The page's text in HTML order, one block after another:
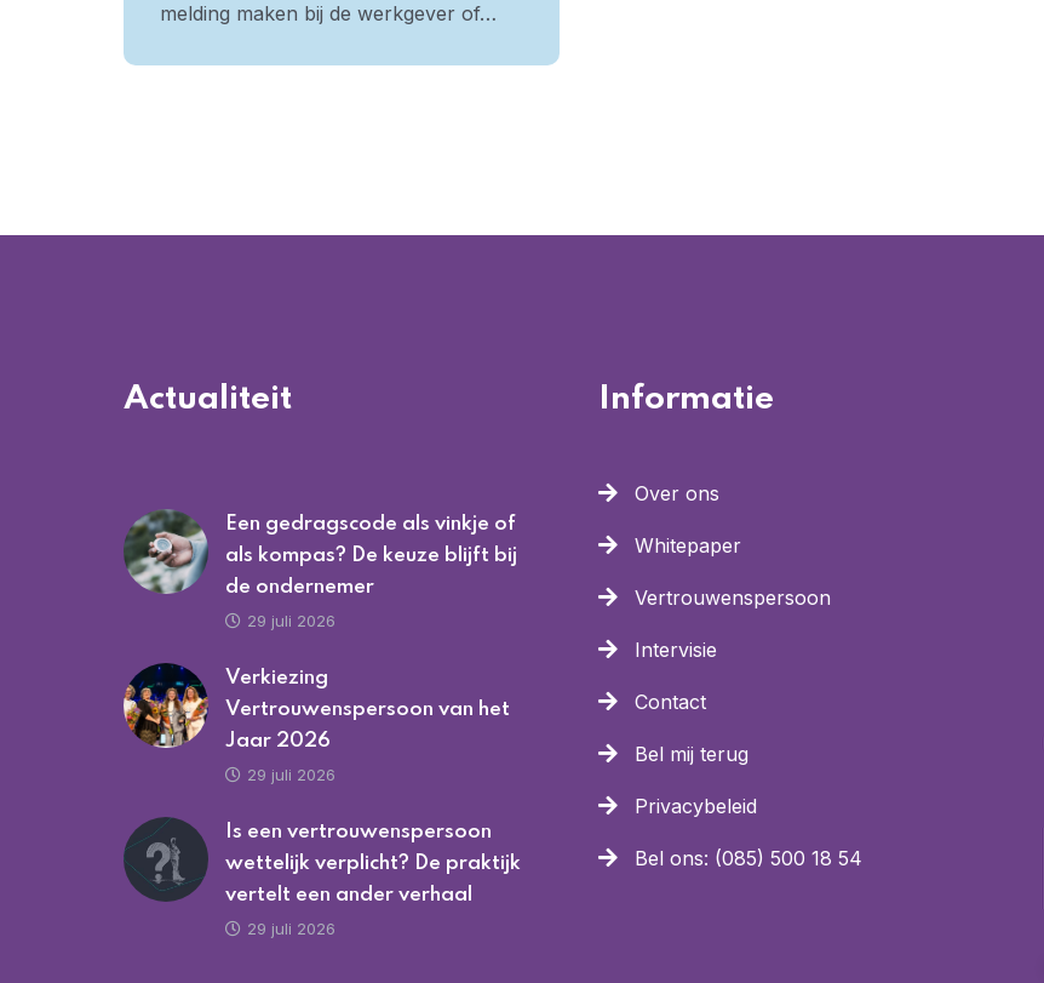
melding maken bij de werkgever of…
Actualiteit
Een gedragscode als vinkje of
als kompas? De keuze blijft bij
de ondernemer
29 juli 2026
Verkiezing
Vertrouwenspersoon van het
Jaar 2026
29 juli 2026
Is een vertrouwenspersoon
wettelijk verplicht? De praktijk
vertelt een ander verhaal
29 juli 2026
Informatie
Over ons
Whitepaper
Vertrouwenspersoon
Intervisie
Contact
Bel mij terug
Privacybeleid
Bel ons: (085) 500 18 54